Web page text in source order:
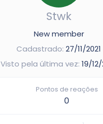
Stwk
New member
Cadastrado 27/11/2021
Visto pela última vez 19/12/
Pontos de reações
0